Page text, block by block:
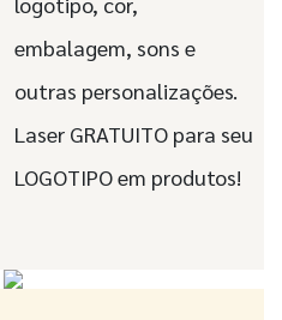
embalagem, sons e
outras personalizações.
Laser GRATUITO para seu
LOGOTIPO em produtos!